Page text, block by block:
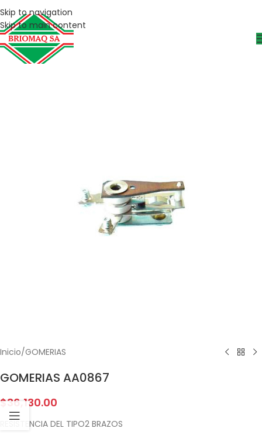
Skip to navigation
Skip to main content
Inicio/GOMERIAS
GOMERIAS AA0867
$36,130.00
RESISTENCIA DEL TIPO2 BRAZOS